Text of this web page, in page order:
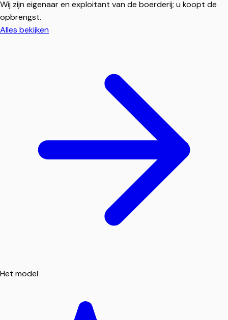
Wij zijn eigenaar en exploitant van de boerderij; u koopt de
opbrengst.
Alles bekijken
Het model